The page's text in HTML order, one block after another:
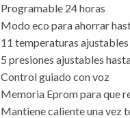
Programable 24 horas
Modo eco para ahorrar
11 temperaturas ajustables
5 presiones ajustables
Control guiado con voz
Memoria Eprom para que
Mantiene caliente una vez